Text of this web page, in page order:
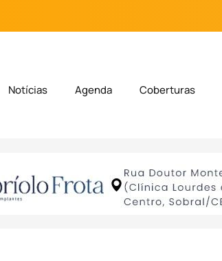
Notícias Agenda Coberturas